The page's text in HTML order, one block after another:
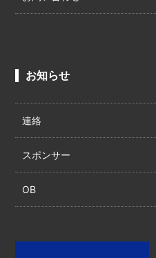
お知らせ
連絡
スポンサー
OB